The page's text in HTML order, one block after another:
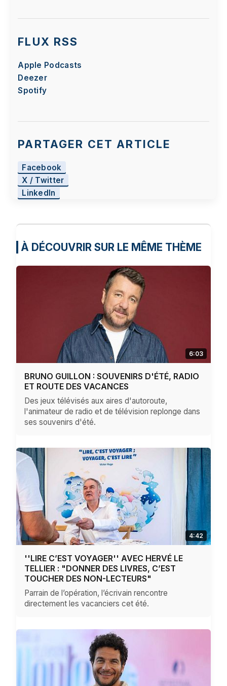
placement de cookies par le fournisseur de la
redirigé(e). Étant donné votre refus du dépôt de
respecter votre choix, nous avons bloqué la
lecture de cette vidéo. Si vous souhaitez
continuer et lire la vidéo, vous devez nous
FLUX RSS
Apple Podcasts
Deezer
Spotify
PARTAGER CET ARTICLE
Facebook
X / Twitter
LinkedIn
À DÉCOUVRIR SUR LE MÊME THÈME
6:03
BRUNO GUILLON : SOUVENIRS D'ÉTÉ, RADIO
ET ROUTE DES VACANCES
Des jeux télévisés aux aires d'autoroute,
l'animateur de radio et de télévision replonge dans
ses souvenirs d'été.
4:42
''LIRE C’EST VOYAGER'' AVEC HERVÉ LE
TELLIER : "DONNER DES LIVRES, C’EST
TOUCHER DES NON-LECTEURS"
Parrain de l’opération, l’écrivain rencontre
directement les vacanciers cet été.